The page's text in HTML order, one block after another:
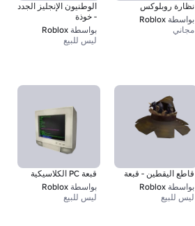
الوطنيون الإنجليز الجدد
- خوذة
بواسطة Roblox
ليس للبيع
نظارة روبلوكس
بواسطة Roblox
مجاني
قبعة PC الكلاسيكية
بواسطة Roblox
ليس للبيع
قاطع اليقطين - قبعة
بواسطة Roblox
ليس للبيع